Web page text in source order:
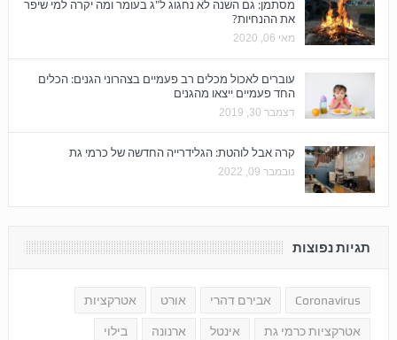
מסתמן: גם השנה לא נחגוג ל"ג בעומר ומה יקרה למי שיפר
את ההנחיות?
מאי 06, 2020
עוברים לאכול מכלים רב פעמיים בצהרוני הגנים: הכלים
החד פעמיים ייצאו מהגנים
דצמבר 30, 2019
קרה אבל לוהטת: הגלידרייה החדשה של כרמי גת
נובמבר 09, 2022
תגיות נפוצות
Coronavirus אבירם דהרי אורט אטרקציות
אטרקציות כרמי גת אינטל ארנונה בילוי